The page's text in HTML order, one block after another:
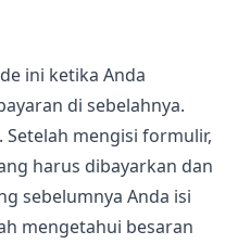
ini ketika Anda
di sebelahnya.
mengisi formulir,
harus dibayarkan dan
sebelumnya Anda isi
mengetahui besaran